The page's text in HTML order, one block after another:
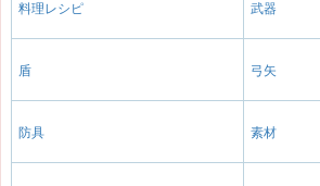
料理レシピ 武器
盾 弓矢
防具 素材